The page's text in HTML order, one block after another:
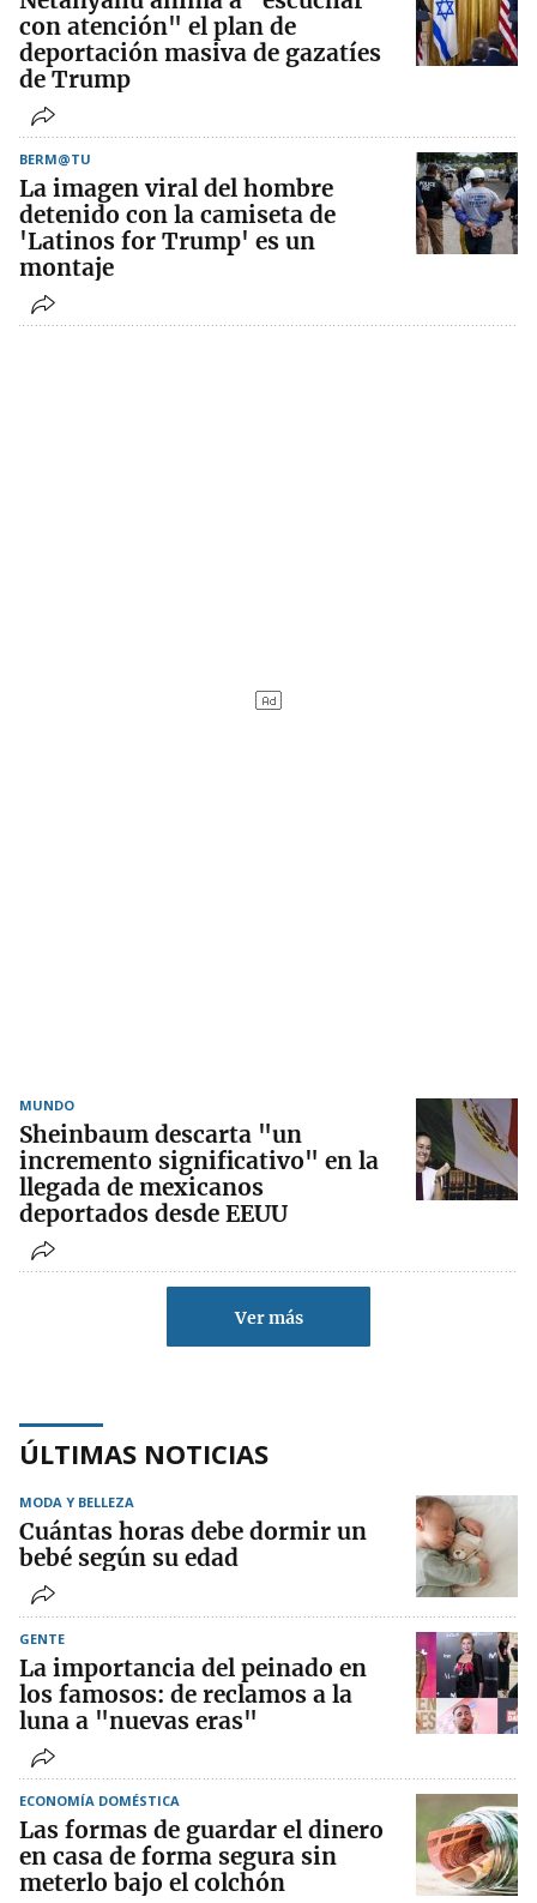
con atención" el plan de
deportación masiva de gazatíes
de Trump
BERM@TU
La imagen viral del hombre
detenido con la camiseta de
'Latinos for Trump' es un
montaje
MUNDO
Sheinbaum descarta "un
incremento significativo" en la
llegada de mexicanos
deportados desde EEUU
Ver más
ÚLTIMAS NOTICIAS
MODA Y BELLEZA
Cuántas horas debe dormir un
bebé según su edad
GENTE
La importancia del peinado en
los famosos: de reclamos a la
luna a "nuevas eras"
ECONOMÍA DOMÉSTICA
Las formas de guardar el dinero
en casa de forma segura sin
meterlo bajo el colchón